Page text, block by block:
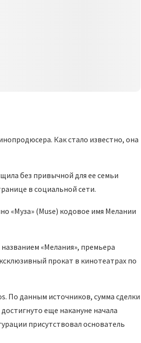
Как стало известно, она
без привычной для ее семьи
в социальной сети.
«Муза» (Muse) кодовое имя Мелании
«Мелания», премьера
прокат в кинотеатрах по
По данным источников, сумма сделки
еще накануне начала
присутствовал основатель